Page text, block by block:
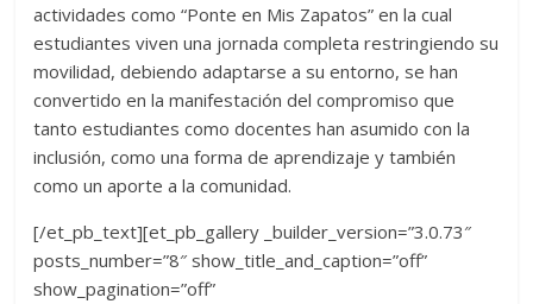
actividades como “Ponte en Mis Zapatos” en la cual
estudiantes viven una jornada completa restringiendo su
movilidad, debiendo adaptarse a su entorno, se han
convertido en la manifestación del compromiso que
tanto estudiantes como docentes han asumido con la
inclusión, como una forma de aprendizaje y también
como un aporte a la comunidad.
[/et_pb_text][et_pb_gallery _builder_version=”3.0.73″
posts_number=”8″ show_title_and_caption=”off”
show_pagination=”off”